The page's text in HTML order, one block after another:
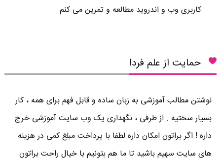
کاربری وب و اندروید مطالعه و تمرین می کنم .
حمایت از علم فردا
نوشتن مطالب آموزشی به زبان ساده و قابل فهم برای همه ، کار
بسیار سختیه . از طرفی ، نگهداری یک وب سایت آموزشی خرج
داره ! اگر براتون امکان داره لطفا با پرداخت مبلغ کمی در هزینه
های سایت سهیم باشید تا ما هم بتونیم با خیال راحت براتون